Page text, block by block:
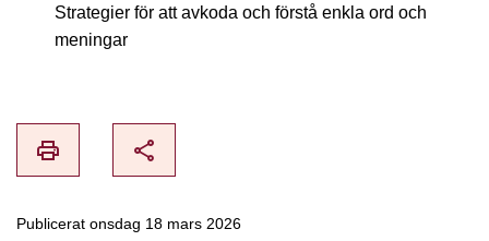
Strategier för att avkoda och förstå enkla ord och
meningar
print share
Publicerat onsdag 18 mars 2026